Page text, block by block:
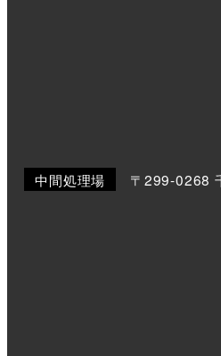
中間処理場 〒299-0268